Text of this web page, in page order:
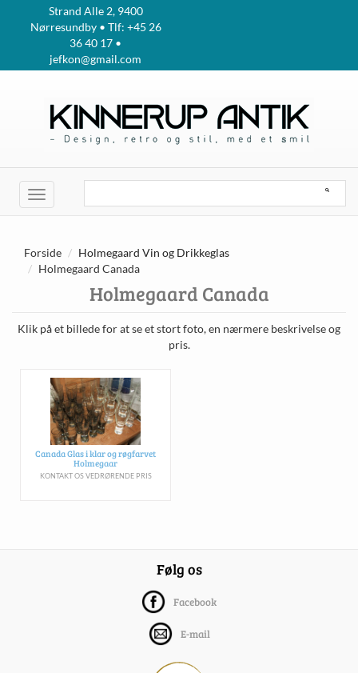
Strand Alle 2, 9400
Nørresundby • Tlf: +45 26
36 40 17 •
jefkon@gmail.com
Toggle
navigation
Forside
Holmegaard Vin og Drikkeglas
Holmegaard Canada
Holmegaard Canada
Klik på et billede for at se et stort foto, en nærmere beskrivelse og
pris.
Canada Glas i klar og røgfarvet
Holmegaar
KONTAKT OS VEDRØRENDE PRIS
Følg os
Facebook
E-mail